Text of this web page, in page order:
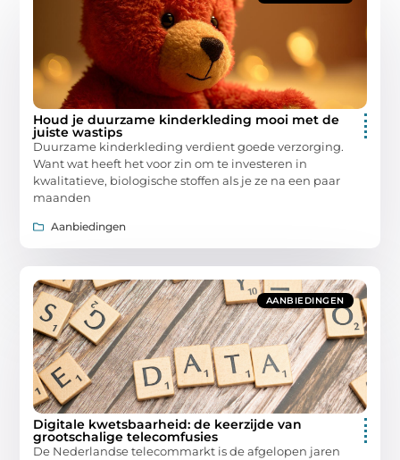
Houd je duurzame kinderkleding mooi met de
juiste wastips
Duurzame kinderkleding verdient goede verzorging.
Want wat heeft het voor zin om te investeren in
kwalitatieve, biologische stoffen als je ze na een paar
maanden
Aanbiedingen
AANBIEDINGEN
Digitale kwetsbaarheid: de keerzijde van
grootschalige telecomfusies
De Nederlandse telecommarkt is de afgelopen jaren